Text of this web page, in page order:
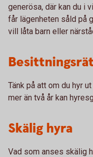
generösa, där kan du i
får lägenheten såld på
vill låta barn eller
Tänk på att om du hyr
mer än två år kan
Skälig hyra
Vad som anses skälig